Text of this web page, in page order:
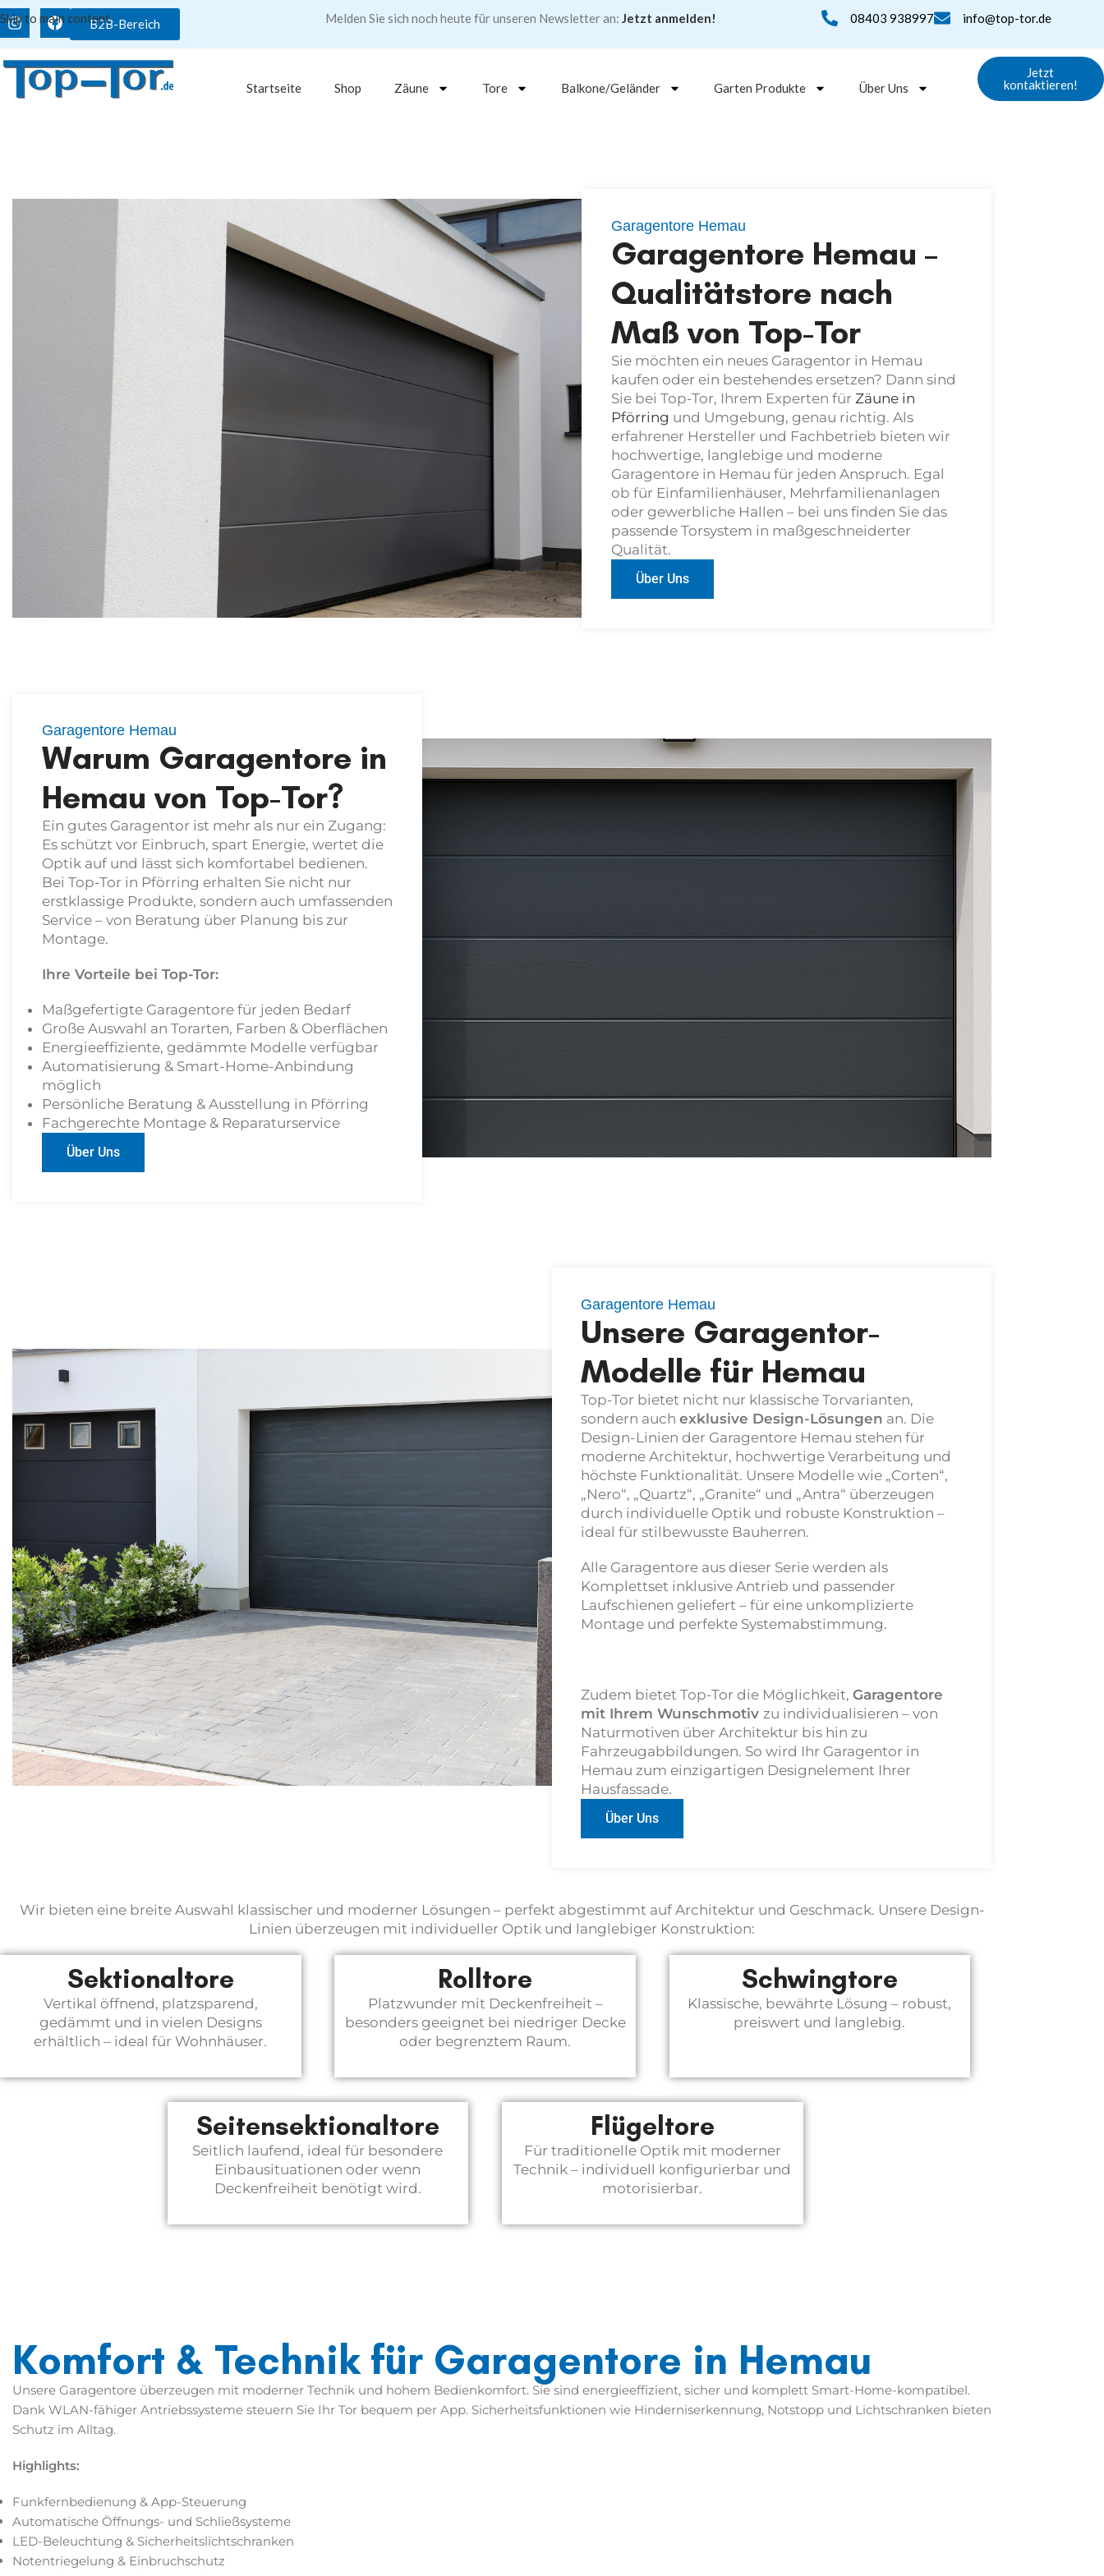
Skip to main contentB2B-Bereich Melden Sie sich noch heute für unseren Newsletter an: Jetzt anmelden! 08403 938997 info@top-tor.de
Startseite Shop Zäune Tore Balkone/Geländer Garten Produkte Über Uns
Jetzt
kontaktieren!
Garagentore Hemau
​​Garagentore Hemau –
Qualitätstore nach
Maß von Top-Tor
Sie möchten ein neues Garagentor in Hemau
kaufen oder ein bestehendes ersetzen? Dann sind
Sie bei Top-Tor, Ihrem Experten für Zäune in
Pförring und Umgebung, genau richtig. Als
erfahrener Hersteller und Fachbetrieb bieten wir
hochwertige, langlebige und moderne
Garagentore in Hemau für jeden Anspruch. Egal
ob für Einfamilienhäuser, Mehrfamilienanlagen
oder gewerbliche Hallen – bei uns finden Sie das
passende Torsystem in maßgeschneiderter
Qualität.
Über Uns
Garagentore Hemau
Warum Garagentore in
Hemau von Top-Tor?
Ein gutes Garagentor ist mehr als nur ein Zugang:
Es schützt vor Einbruch, spart Energie, wertet die
Optik auf und lässt sich komfortabel bedienen.
Bei Top-Tor in Pförring erhalten Sie nicht nur
erstklassige Produkte, sondern auch umfassenden
Service – von Beratung über Planung bis zur
Montage.
Ihre Vorteile bei Top-Tor:
Maßgefertigte Garagentore für jeden Bedarf
Große Auswahl an Torarten, Farben & Oberflächen
Energieeffiziente, gedämmte Modelle verfügbar
Automatisierung & Smart-Home-Anbindung
möglich
Persönliche Beratung & Ausstellung in Pförring
Fachgerechte Montage & Reparaturservice
Über Uns
Garagentore Hemau
Unsere Garagentor-
Modelle für Hemau
Top-Tor bietet nicht nur klassische Torvarianten,
sondern auchexklusive Design-Lösungen an. Die
Design-Linien der Garagentore Hemau stehen für
moderne Architektur, hochwertige Verarbeitung und
höchste Funktionalität. Unsere Modelle wie „Corten“,
„Nero“, „Quartz“, „Granite“ und „Antra“ überzeugen
durch individuelle Optik und robuste Konstruktion –
ideal für stilbewusste Bauherren.
Alle Garagentore aus dieser Serie werden als
Komplettset inklusive Antrieb und passender
Laufschienen geliefert – für eine unkomplizierte
Montage und perfekte Systemabstimmung.
Zudem bietet Top-Tor die Möglichkeit,Garagentore
mit Ihrem Wunschmotivzu individualisieren – von
Naturmotiven über Architektur bis hin zu
Fahrzeugabbildungen. So wird Ihr Garagentor in
Hemau zum einzigartigen Designelement Ihrer
Hausfassade.
Über Uns
Wir bieten eine breite Auswahl klassischer und moderner Lösungen – perfekt abgestimmt auf Architektur und Geschmack. Unsere Design-
Linien überzeugen mit individueller Optik und langlebiger Konstruktion:
Sektionaltore
Vertikal öffnend, platzsparend,
gedämmt und in vielen Designs
erhältlich – ideal für Wohnhäuser.
Rolltore
Platzwunder mit Deckenfreiheit –
besonders geeignet bei niedriger Decke
oder begrenztem Raum.
Schwingtore
Klassische, bewährte Lösung – robust,
preiswert und langlebig.
Seitensektionaltore
Seitlich laufend, ideal für besondere
Einbausituationen oder wenn
Deckenfreiheit benötigt wird.
Flügeltore
Für traditionelle Optik mit moderner
Technik – individuell konfigurierbar und
motorisierbar.
Komfort & Technik für Garagentore in Hemau
Unsere Garagentore überzeugen mit moderner Technik und hohem Bedienkomfort. Sie sind energieeffizient, sicher und komplett Smart-Home-kompatibel.
Dank WLAN-fähiger Antriebssysteme steuern Sie Ihr Tor bequem per App. Sicherheitsfunktionen wie Hinderniserkennung, Notstopp und Lichtschranken bieten
Schutz im Alltag.
Highlights:
Funkfernbedienung & App-Steuerung
Automatische Öffnungs- und Schließsysteme
LED-Beleuchtung & Sicherheitslichtschranken
Notentriegelung & Einbruchschutz